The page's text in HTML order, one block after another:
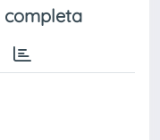
completa